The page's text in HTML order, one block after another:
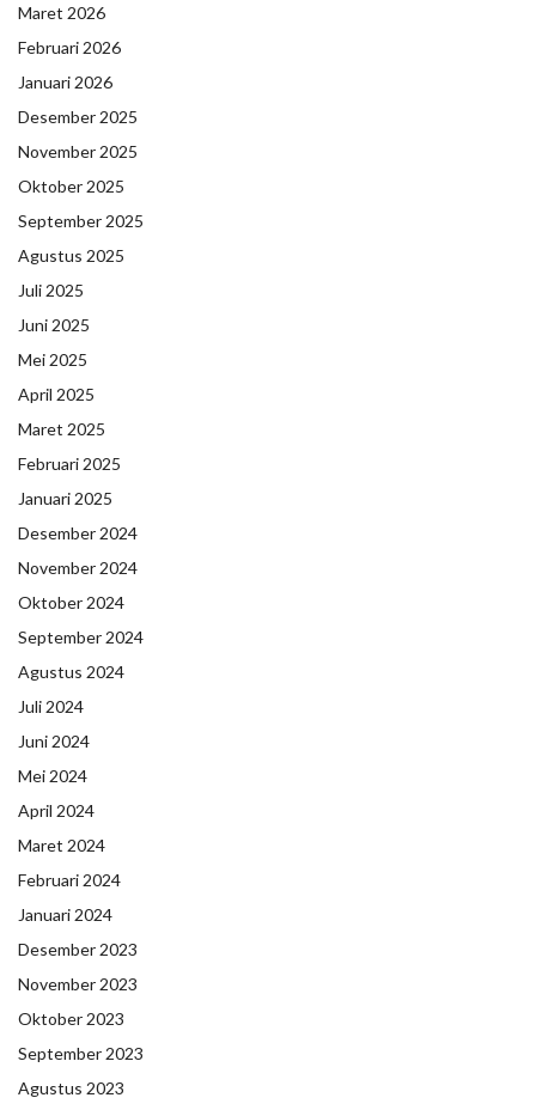
Maret 2026
Februari 2026
Januari 2026
Desember 2025
November 2025
Oktober 2025
September 2025
Agustus 2025
Juli 2025
Juni 2025
Mei 2025
April 2025
Maret 2025
Februari 2025
Januari 2025
Desember 2024
November 2024
Oktober 2024
September 2024
Agustus 2024
Juli 2024
Juni 2024
Mei 2024
April 2024
Maret 2024
Februari 2024
Januari 2024
Desember 2023
November 2023
Oktober 2023
September 2023
Agustus 2023